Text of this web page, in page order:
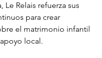
Le Relais refuerza sus
para crear
el matrimonio infantil
local.